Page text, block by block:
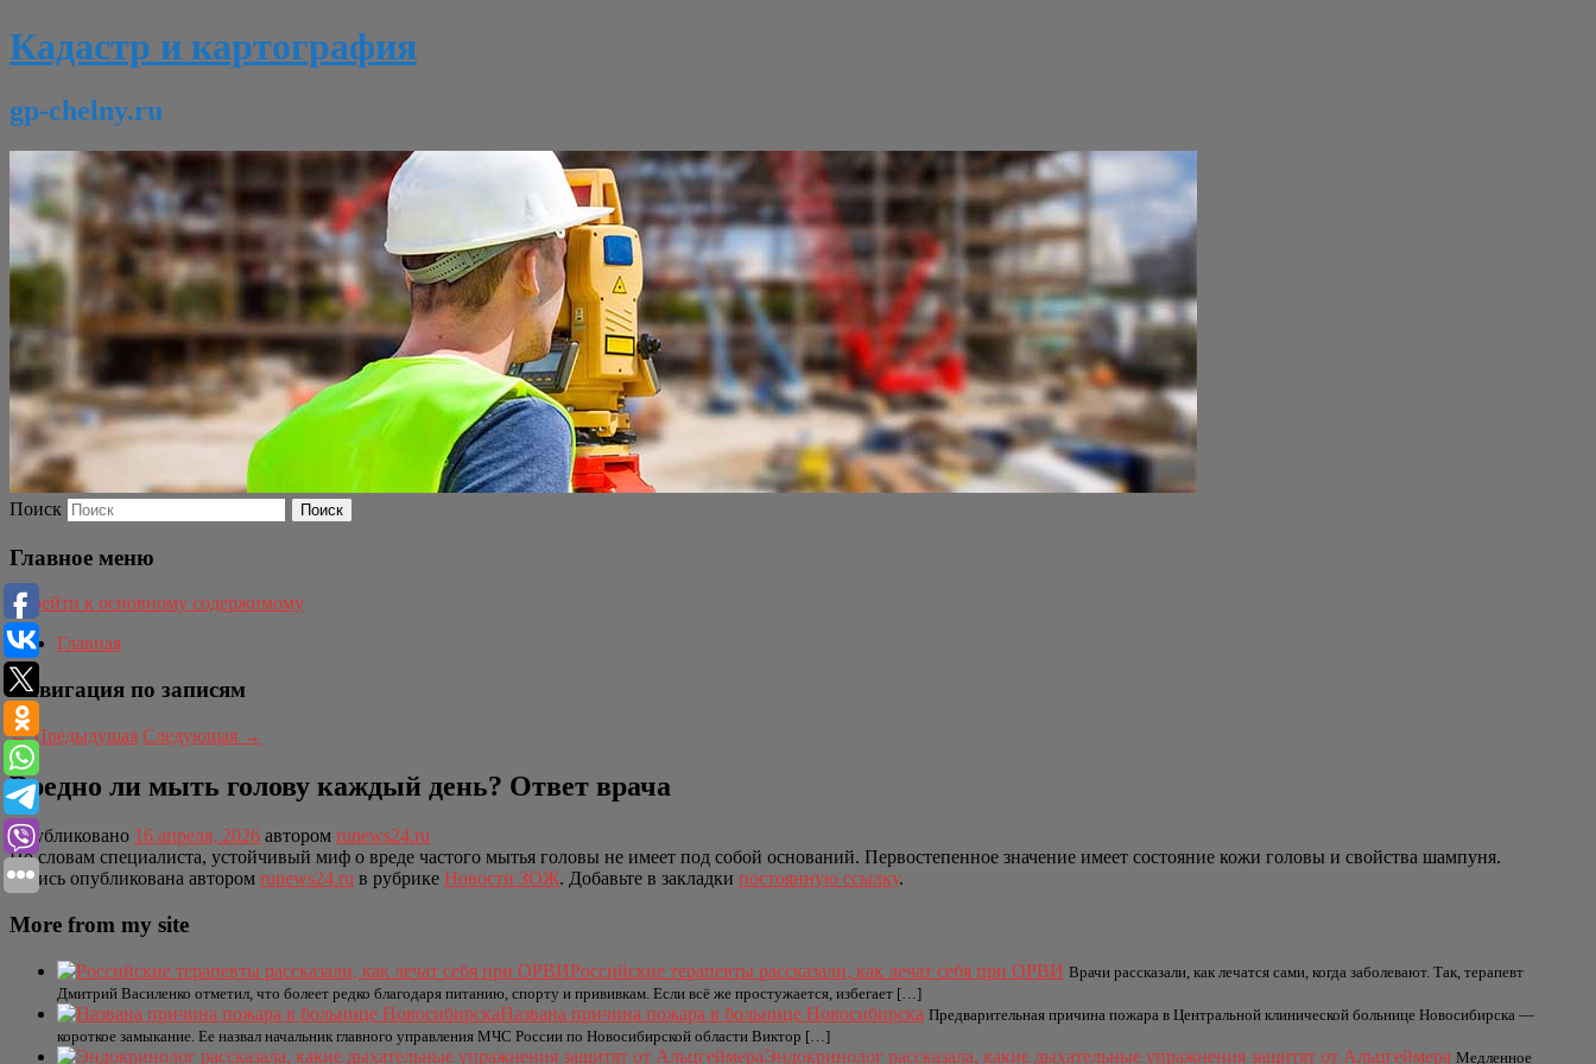
Кадастр и картография
gp-chelny.ru
Поиск
Главное меню
Перейти к основному содержимому
Главная
Навигация по записям
←Предыдущая Следующая →
Вредно ли мыть голову каждый день? Ответ врача
Опубликовано 16 апреля, 2026 автором runews24.ru
По словам специалиста, устойчивый миф о вреде частого мытья головы не имеет под собой оснований. Первостепенное значение имеет состояние кожи головы и свойства шампуня.
Запись опубликована автором runews24.ru в рубрике Новости ЗОЖ. Добавьте в закладки постоянную ссылку.
More from my site
Российские терапевты рассказали, как лечат себя при ОРВИ Врачи рассказали, как лечатся сами, когда заболевают. Так, терапевт
Дмитрий Василенко отметил, что болеет редко благодаря питанию, спорту и прививкам. Если всё же простужается, избегает […]
Названа причина пожара в больнице Новосибирска Предварительная причина пожара в Центральной клинической больнице Новосибирска —
короткое замыкание. Ее назвал начальник главного управления МЧС России по Новосибирской области Виктор […]
Эндокринолог рассказала, какие дыхательные упражнения защитят от Альцгеймера Медленное